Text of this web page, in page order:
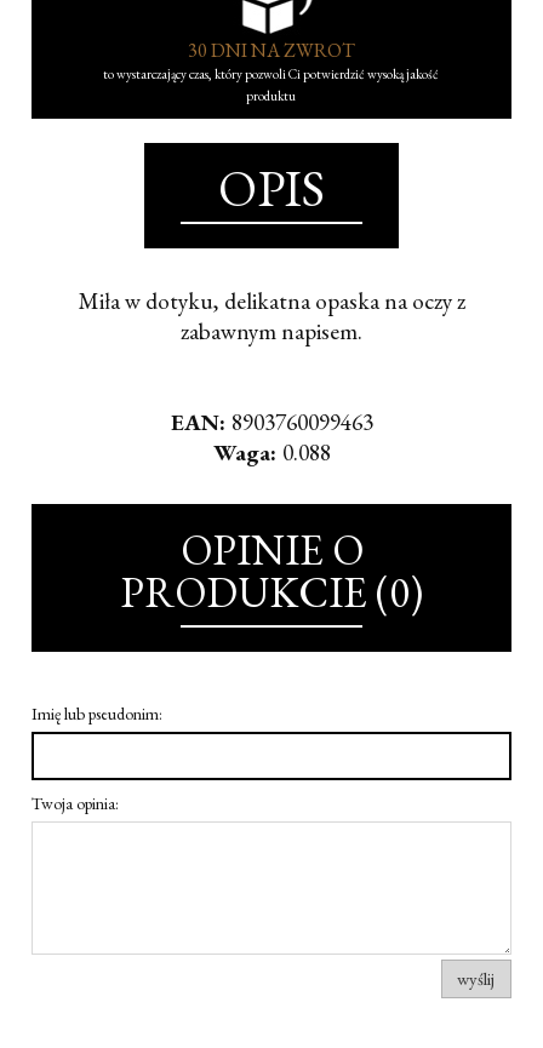
30 DNI NA ZWROT
to wystarczający czas, który pozwoli Ci potwierdzić wysoką jakość
produktu
OPIS
Miła w dotyku, delikatna opaska na oczy z
zabawnym napisem.
EAN: 8903760099463
Waga: 0.088
OPINIE O
PRODUKCIE (0)
Imię lub pseudonim:
Twoja opinia:
wyślij